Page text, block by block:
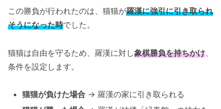
この勝負が行われたのは、猫猫が羅漢に強引に引き取られ
そうになった時でした。
猫猫は自由を守るため、羅漢に対し象棋勝負を持ちかけ
条件を設定します。
猫猫が負けた場合 → 羅漢の家に引き取られる